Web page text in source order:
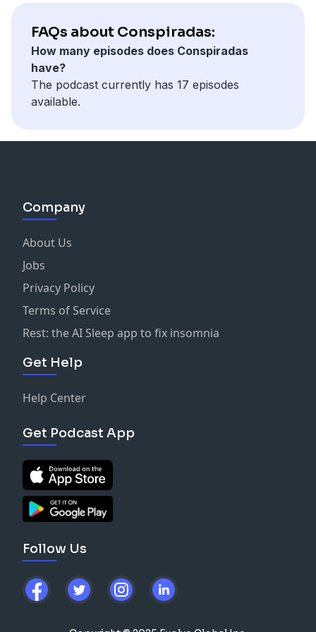
FAQs about Conspiradas:
How many episodes does Conspiradas
have?
The podcast currently has 17 episodes
available.
Company
About Us
Jobs
Privacy Policy
Terms of Service
Rest: the AI Sleep app to fix insomnia
Get Help
Help Center
Get Podcast App
Follow Us